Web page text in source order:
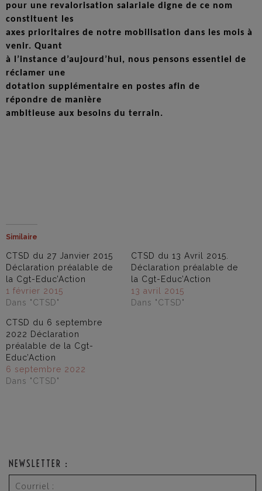
pour une revalorisation salariale digne de ce nom
constituent les
axes prioritaires de notre mobilisation dans les mois à
venir. Quant
à l’instance d’aujourd’hui, nous pensons essentiel de
réclamer une
dotation supplémentaire en postes afin de
répondre de manière
ambitieuse aux besoins du terrain.
Similaire
CTSD du 27 Janvier 2015
Déclaration préalable de
la Cgt-Educ’Action
1 février 2015
Dans "CTSD"
CTSD du 13 Avril 2015.
Déclaration préalable de
la Cgt-Educ’Action
13 avril 2015
Dans "CTSD"
CTSD du 6 septembre
2022 Déclaration
préalable de la Cgt-
Educ’Action
6 septembre 2022
Dans "CTSD"
NEWSLETTER :